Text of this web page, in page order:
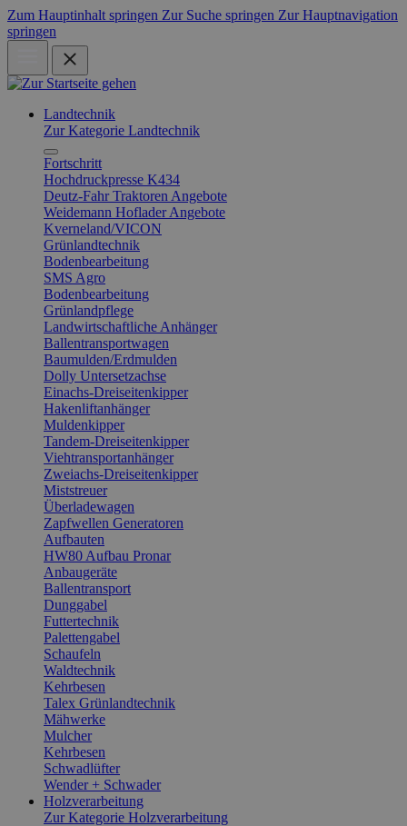
Zum Hauptinhalt springen Zur Suche springen Zur Hauptnavigation
springen
Landtechnik
Zur Kategorie Landtechnik
Fortschritt
Hochdruckpresse K434
Deutz-Fahr Traktoren Angebote
Weidemann Hoflader Angebote
Kverneland/VICON
Grünlandtechnik
Bodenbearbeitung
SMS Agro
Bodenbearbeitung
Grünlandpflege
Landwirtschaftliche Anhänger
Ballentransportwagen
Baumulden/Erdmulden
Dolly Untersetzachse
Einachs-Dreiseitenkipper
Hakenliftanhänger
Muldenkipper
Tandem-Dreiseitenkipper
Viehtransportanhänger
Zweiachs-Dreiseitenkipper
Miststreuer
Überladewagen
Zapfwellen Generatoren
Aufbauten
HW80 Aufbau Pronar
Anbaugeräte
Ballentransport
Dunggabel
Futtertechnik
Palettengabel
Schaufeln
Waldtechnik
Kehrbesen
Talex Grünlandtechnik
Mähwerke
Mulcher
Kehrbesen
Schwadlüfter
Wender + Schwader
Holzverarbeitung
Zur Kategorie Holzverarbeitung